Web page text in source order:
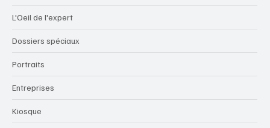
L'Oeil de l'expert
Dossiers spéciaux
Portraits
Entreprises
Kiosque